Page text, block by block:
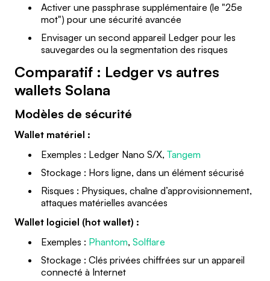
Activer une passphrase supplémentaire (le "25e
mot") pour une sécurité avancée
Envisager un second appareil Ledger pour les
sauvegardes ou la segmentation des risques
Comparatif : Ledger vs autres
wallets Solana
Modèles de sécurité
Wallet matériel :
Exemples : Ledger Nano S/X, Tangem
Stockage : Hors ligne, dans un élément sécurisé
Risques : Physiques, chaîne d’approvisionnement,
attaques matérielles avancées
Wallet logiciel (hot wallet) :
Exemples : Phantom, Solflare
Stockage : Clés privées chiffrées sur un appareil
connecté à Internet